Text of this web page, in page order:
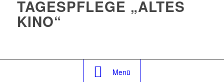
TAGESPFLEGE „ALTES
KINO“
Menü